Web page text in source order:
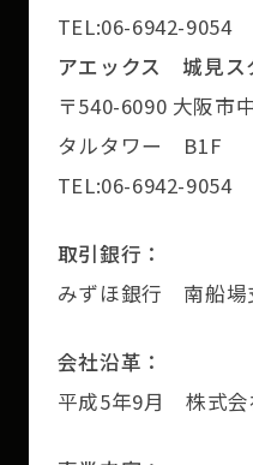
TEL:06-6942-9054
アエックス 城見ス
〒540-6090 大阪市
タルタワー B1F
TEL:06-6942-9054
取引銀行：
みずほ銀行 南船場
会社沿革：
平成5年9月 株式会